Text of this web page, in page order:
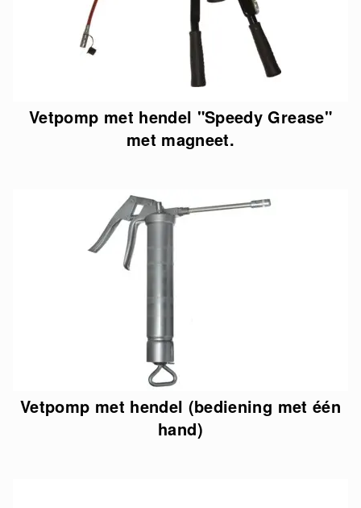
Vetpomp met hendel "Speedy Grease"
met magneet.
Vetpomp met hendel (bediening met één
hand)